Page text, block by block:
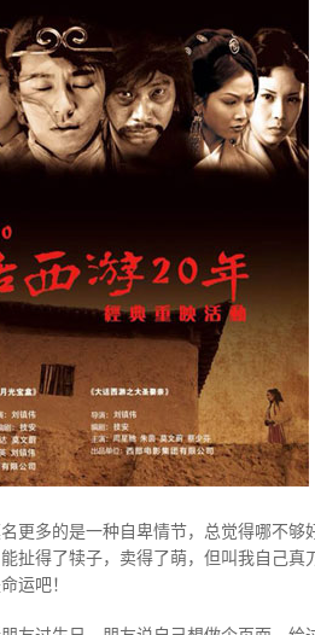
更多的是一种自卑情节，总觉得哪不够
扯得了犊子，卖得了萌，但叫我自己真
运吧！